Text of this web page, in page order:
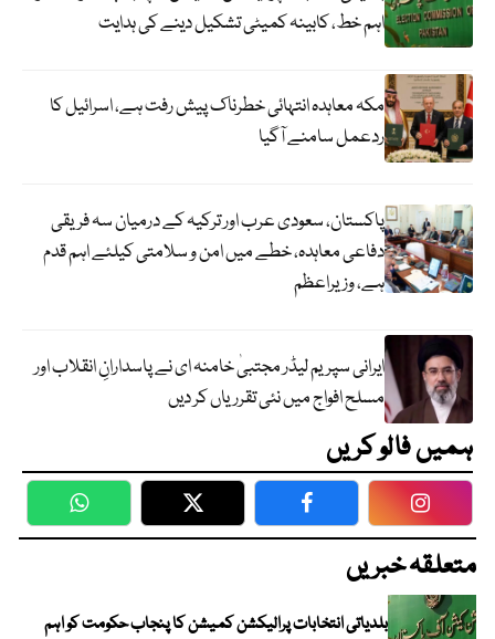
اہم خط، کابینہ کمیٹی تشکیل دینے کی ہدایت
مکہ معاہدہ انتہائی خطرناک پیش رفت ہے، اسرائیل کا
ردعمل سامنے آگیا
پاکستان، سعودی عرب اور ترکیہ کے درمیان سہ فریقی
دفاعی معاہدہ، خطے میں امن و سلامتی کیلئے اہم قدم
ہے، وزیراعظم
ایرانی سپریم لیڈر مجتبیٰ خامنہ ای نے پاسدارانِ انقلاب اور
مسلح افواج میں نئی تقرریاں کر دیں
ہمیں فالو کریں
WhatsApp Twitter Facebook
متعلقہ خبریں
بلدیاتی انتخابات پرالیکشن کمیشن کا پنجاب حکومت کو اہم